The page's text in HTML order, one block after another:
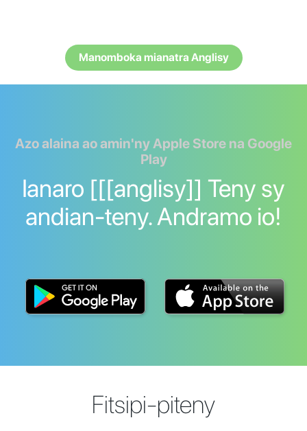
Manomboka mianatra Anglisy
Azo alaina ao amin'ny Apple Store na Google
Play
Ianaro [[[anglisy]] Teny sy
andian-teny. Andramo io!
Fitsipi-piteny